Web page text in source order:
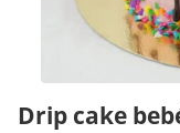
Drip cake